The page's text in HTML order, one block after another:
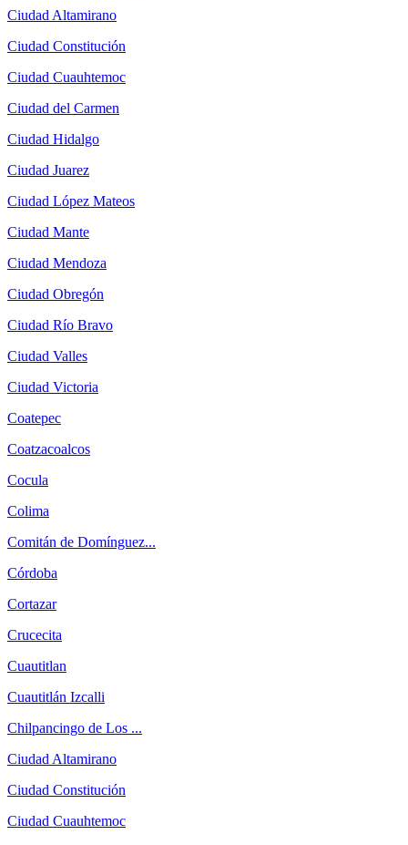
Ciudad Altamirano
Ciudad Constitución
Ciudad Cuauhtemoc
Ciudad del Carmen
Ciudad Hidalgo
Ciudad Juarez
Ciudad López Mateos
Ciudad Mante
Ciudad Mendoza
Ciudad Obregón
Ciudad Río Bravo
Ciudad Valles
Ciudad Victoria
Coatepec
Coatzacoalcos
Cocula
Colima
Comitán de Domínguez...
Córdoba
Cortazar
Crucecita
Cuautitlan
Cuautitlán Izcalli
Chilpancingo de Los ...
Ciudad Altamirano
Ciudad Constitución
Ciudad Cuauhtemoc